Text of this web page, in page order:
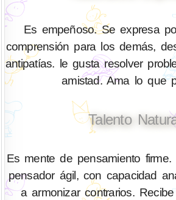
Es empeñoso. Se expresa
comprensión para los demás,
antipatías. le gusta resolver
amistad. Ama lo que
Talento
Es mente de pensamiento
pensador ágil, con capacidad
a armonizar contrarios.